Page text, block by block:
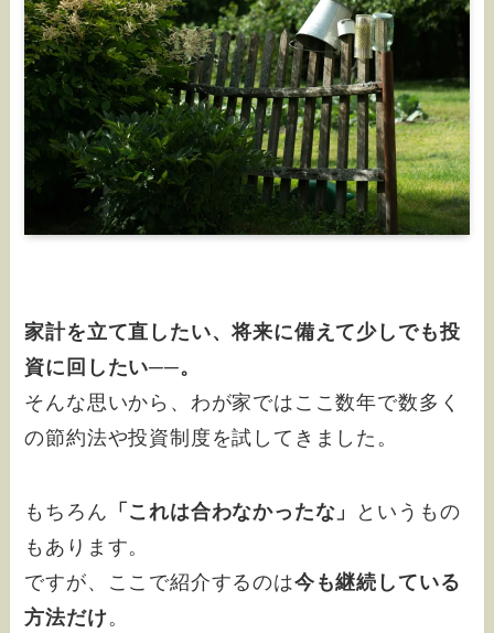
家計を立て直したい、将来に備えて少しでも投
資に回したい──。
そんな思いから、わが家ではここ数年で数多く
の節約法や投資制度を試してきました。
もちろん 「これは合わなかったな」
というもの
もあります。
ですが、ここで紹介するのは今も継続している
方法だけ。